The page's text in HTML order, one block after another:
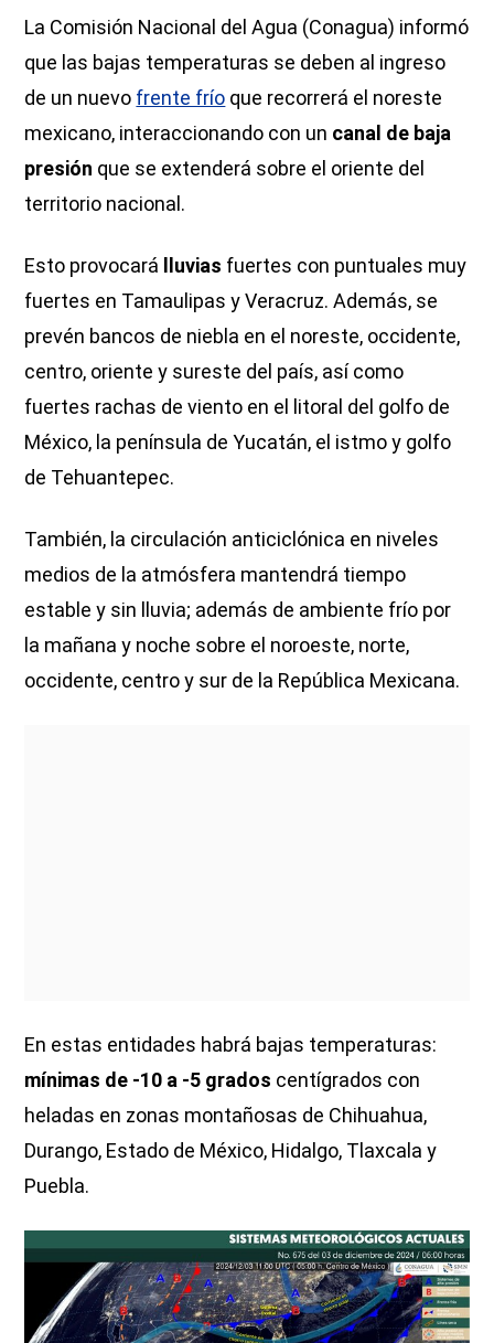
La Comisión Nacional del Agua (Conagua) informó
que las bajas temperaturas se deben al ingreso
de un nuevo frente frío que recorrerá el noreste
mexicano, interaccionando con un canal de baja
presión que se extenderá sobre el oriente del
territorio nacional.
Esto provocará lluvias fuertes con puntuales muy
fuertes en Tamaulipas y Veracruz. Además, se
prevén bancos de niebla en el noreste, occidente,
centro, oriente y sureste del país, así como
fuertes rachas de viento en el litoral del golfo de
México, la península de Yucatán, el istmo y golfo
de Tehuantepec.
También, la circulación anticiclónica en niveles
medios de la atmósfera mantendrá tiempo
estable y sin lluvia; además de ambiente frío por
la mañana y noche sobre el noroeste, norte,
occidente, centro y sur de la República Mexicana.
En estas entidades habrá bajas temperaturas:
mínimas de -10 a -5 grados centígrados con
heladas en zonas montañosas de Chihuahua,
Durango, Estado de México, Hidalgo, Tlaxcala y
Puebla.